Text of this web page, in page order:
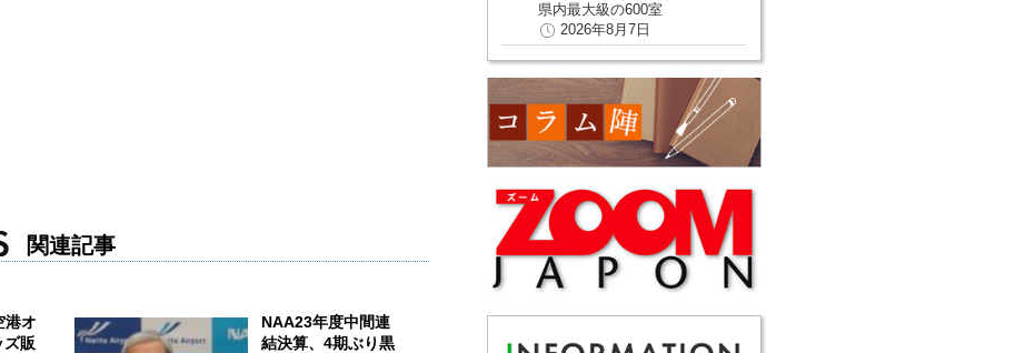
関連記事
港オ
ズ販
NAA23年度中間連
結決算、4期ぶり黒
県内最大級の600室
2026年8月7日